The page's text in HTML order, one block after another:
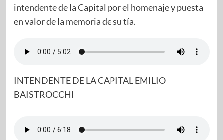
intendente de la Capital por el homenaje y puesta
en valor de la memoria de su tía.
INTENDENTE DE LA CAPITAL EMILIO
BAISTROCCHI